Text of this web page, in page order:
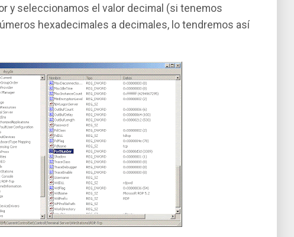
y seleccionamos el valor decimal (si tenemos
hexadecimales a decimales, lo tendremos así